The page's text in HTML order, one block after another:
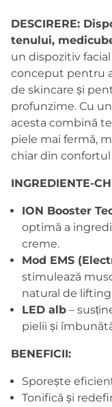
DESCIRERE:
tenului,
un dispozitiv
conceput pentru
de skincare și
profunzime. Cu
acesta combină
piele mai fermă,
chiar din confortul
INGREDIENTE-
ION Booster
optimă a
creme.
Mod EMS
stimulează
natural de
LED alb –
pielii și
BENEFICII:
Sporește
Tonifică și